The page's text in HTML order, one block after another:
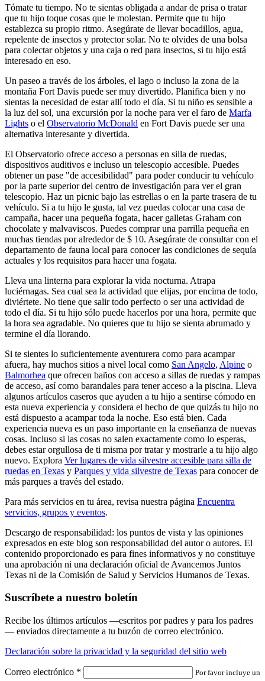
Tómate tu tiempo. No te sientas obligada a andar de prisa o tratar
que tu hijo toque cosas que le molestan. Permite que tu hijo
establezca su propio ritmo. Asegúrate de llevar bocadillos, agua,
repelente de insectos y protector solar. No te olvides de una bolsa
para colectar objetos y una caja o red para insectos, si tu hijo está
interesado en eso.
Un paseo a través de los árboles, el lago o incluso la zona de la
montaña Fort Davis puede ser muy divertido. Planifica bien y no
sientas la necesidad de estar allí todo el día. Si tu niño es sensible a
la luz del sol, una excursión por la noche para ver el faro de Marfa
Lights o el Observatorio McDonald en Fort Davis puede ser una
alternativa interesante y divertida.
El Observatorio ofrece acceso a personas en silla de ruedas,
dispositivos auditivos e incluso un telescopio accesible. Puedes
obtener un pase "de accesibilidad" para poder conducir tu vehículo
por la parte superior del centro de investigación para ver el gran
telescopio. Haz un picnic bajo las estrellas o en la parte trasera de tu
vehículo. Si a tu hijo le gusta, tal vez puedas colocar una casa de
campaña, hacer una pequeña fogata, hacer galletas Graham con
chocolate y malvaviscos. Puedes comprar una parrilla pequeña en
muchas tiendas por alrededor de $ 10. Asegúrate de consultar con el
departamento de fauna local para conocer las condiciones de sequía
actuales y los requisitos para hacer una fogata.
Lleva una linterna para explorar la vida nocturna. Atrapa
luciérnagas. Sea cual sea la actividad que elijas, por encima de todo,
diviértete. No tiene que salir todo perfecto o ser una actividad de
todo el día. Si tu hijo sólo puede hacerlos por una hora, permite que
la hora sea agradable. No quieres que tu hijo se sienta abrumado y
termine el día llorando.
Si te sientes lo suficientemente aventurera como para acampar
afuera, hay muchos sitios a nivel local como San Angelo, Alpine o
Balmorhea que ofrecen baños con acceso a sillas de ruedas y rampas
de acceso, así como barandales para tener acceso a la piscina. Lleva
algunos artículos caseros que ayuden a tu hijo a sentirse cómodo en
esta nueva experiencia y considera el hecho de que quizás tu hijo no
está dispuesto a acampar toda la noche. Eso está bien. Cada
experiencia nueva es un paso importante en la enseñanza de nuevas
cosas. Incluso si las cosas no salen exactamente como lo esperas,
debes estar orgullosa de ti misma por tratar y mostrarle a tu hijo algo
nuevo. Explora Ver lugares de vida silvestre accesible para silla de
ruedas en Texas y Parques y vida silvestre de Texas para conocer de
más parques a través del estado.
Para más servicios en tu área, revisa nuestra página Encuentra
servicios, grupos y eventos.
Descargo de responsabilidad: los puntos de vista y las opiniones
expresados en este blog son responsabilidad del autor o autores. El
contenido proporcionado es para fines informativos y no constituye
una aprobación ni una declaración oficial de Avancemos Juntos
Texas ni de la Comisión de Salud y Servicios Humanos de Texas.
Suscríbete a nuestro boletín
Recibe los últimos artículos —escritos por padres y para los padres
— enviados directamente a tu buzón de correo electrónico.
Declaración sobre la privacidad y la seguridad del sitio web
Correo electrónico *
Por favor incluye un